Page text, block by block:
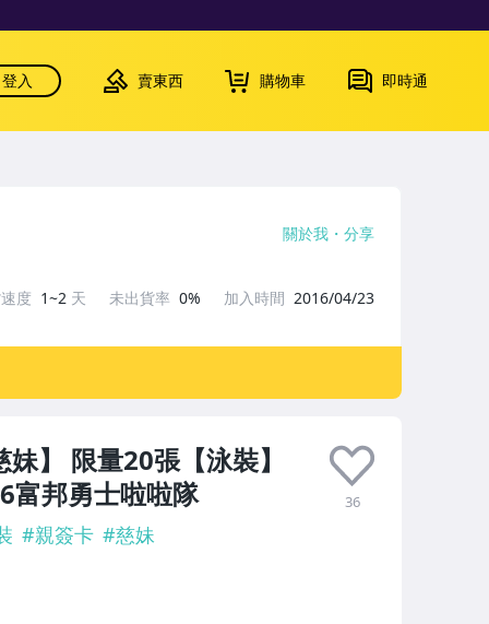
登入 賣東西 購物車 即時通
】 限量20張【泳裝】
富邦勇士啦啦隊
36
#親簽卡 #慈妹
關於我 分享
度 1~2 天 未出貨率 0% 加入時間 2016/04/23